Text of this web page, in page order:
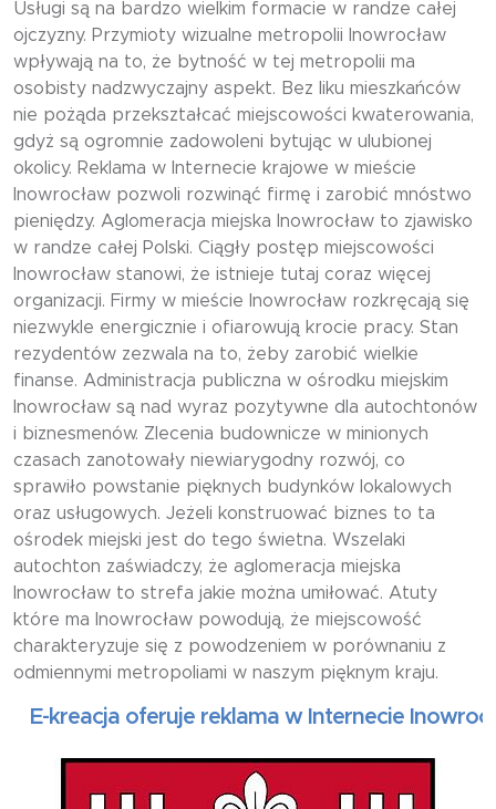
Usługi są na bardzo wielkim formacie w randze całej
ojczyzny. Przymioty wizualne metropolii Inowrocław
wpływają na to, że bytność w tej metropolii ma
osobisty nadzwyczajny aspekt. Bez liku mieszkańców
nie pożąda przekształcać miejscowości kwaterowania,
gdyż są ogromnie zadowoleni bytując w ulubionej
okolicy. Reklama w Internecie krajowe w mieście
Inowrocław pozwoli rozwinąć firmę i zarobić mnóstwo
pieniędzy. Aglomeracja miejska Inowrocław to zjawisko
w randze całej Polski. Ciągły postęp miejscowości
Inowrocław stanowi, że istnieje tutaj coraz więcej
organizacji. Firmy w mieście Inowrocław rozkręcają się
niezwykle energicznie i ofiarowują krocie pracy. Stan
rezydentów zezwala na to, żeby zarobić wielkie
finanse. Administracja publiczna w ośrodku miejskim
Inowrocław są nad wyraz pozytywne dla autochtonów
i biznesmenów. Zlecenia budownicze w minionych
czasach zanotowały niewiarygodny rozwój, co
sprawiło powstanie pięknych budynków lokalowych
oraz usługowych. Jeżeli konstruować biznes to ta
ośrodek miejski jest do tego świetna. Wszelaki
autochton zaświadczy, że aglomeracja miejska
Inowrocław to strefa jakie można umiłować. Atuty
które ma Inowrocław powodują, że miejscowość
charakteryzuje się z powodzeniem w porównaniu z
odmiennymi metropoliami w naszym pięknym kraju.
oferuje reklama w Internecie Inowrocław